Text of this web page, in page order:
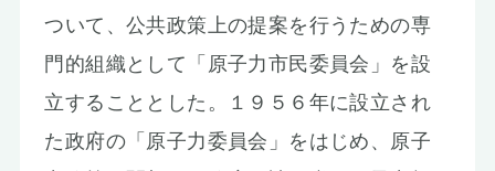
ついて、公共政策上の提案を行うための専
門的組織として「原子力市民委員会」を設
立することとした。１９５６年に設立され
た政府の「原子力委員会」をはじめ、原子